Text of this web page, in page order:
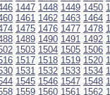
1447 1448 1449 1450
1461 1462 1463 1464
1475 1476 1477 1478
1489 1490 1491 1492
1503 1504 1505 1506
1517 1518 1519 1520
1531 1532 1533 1534
1545 1546 1547 1548
1559 1560 1561 1562